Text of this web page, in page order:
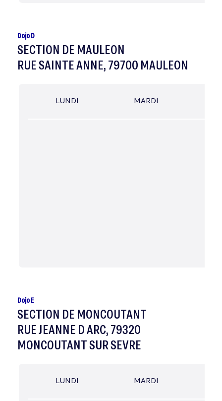
Dojo D
SECTION DE MAULEON
RUE SAINTE ANNE, 79700 MAULEON
LUNDI MARDI
Dojo E
SECTION DE MONCOUTANT
RUE JEANNE D ARC, 79320
MONCOUTANT SUR SEVRE
LUNDI MARDI